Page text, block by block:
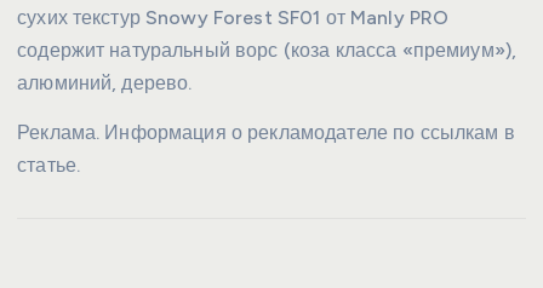
сухих текстур Snowy Forest SF01 от Manly PRO
содержит натуральный ворс (коза класса «премиум»),
алюминий, дерево.
Реклама. Информация о рекламодателе по ссылкам в
статье.